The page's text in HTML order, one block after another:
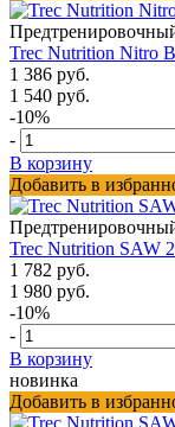
Trec Nutrition Nitro
1 386 руб.
1 540 руб.
-10%
-
В корзину
Добавить в
Trec Nutrition SAW
1 782 руб.
1 980 руб.
-10%
-
В корзину
новинка
Добавить в